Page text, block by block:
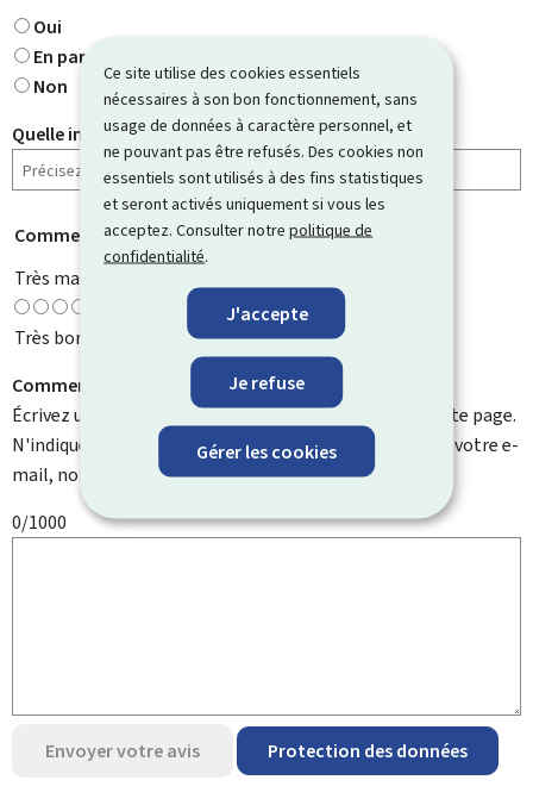
Ce site utilise des cookies essentiels
nécessaires à son bon fonctionnement, sans
usage de données à caractère personnel, et
ne pouvant pas être refusés. Des cookies non
essentiels sont utilisés à des fins statistiques
et seront activés uniquement si vous les
acceptez. Consulter notrepolitique de
confidentialité.
J'accepte
Je refuse
Gérer les cookies
Oui
En partie
Non
Quelle information cherchiez-vous ?
Comment évaluez-vous cette page ? *
Très mauvaise
Très bonne
Comment pouvons-nous l'améliorer ?
Écrivez un commentaire et aidez-nous à améliorer cette page.
N'indiquez pas d'informations personnelles telles que votre e-
mail, nom, numéro de téléphone, etc.
0/1000
Envoyer votre avis Protection des données